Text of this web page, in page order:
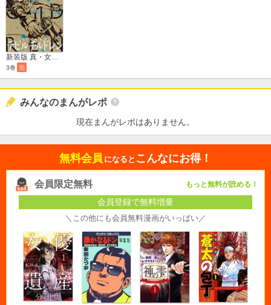
新装版 真・女神転生 デビルチルドレン
3巻 完
みんなのまんがレポ
現在まんがレポはありません。
無料会員 になると こんなにお得！
会員限定無料 もっと無料が読める！
会員登録で無料増量
＼この他にも会員無料漫画がいっぱい／